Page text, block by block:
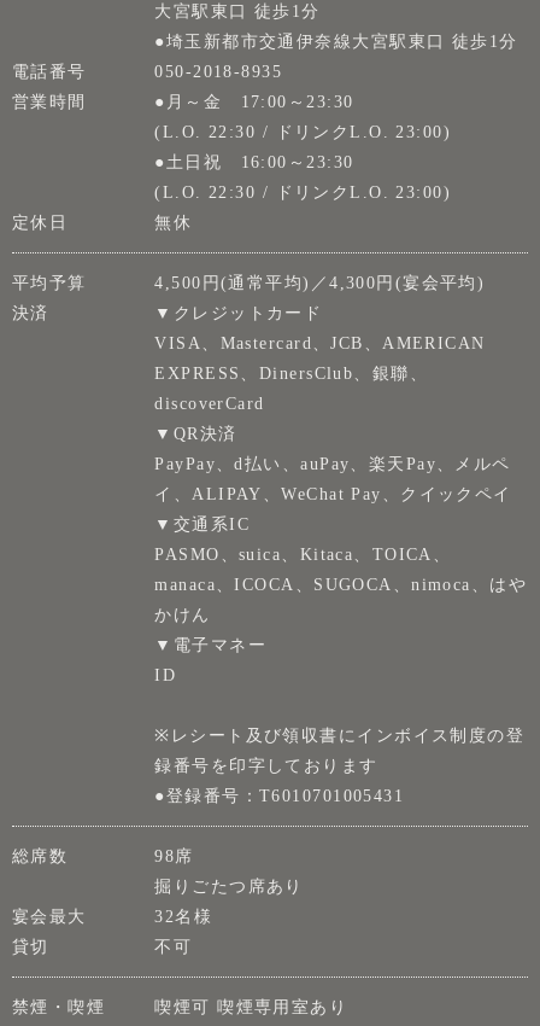
大宮駅東口 徒歩1分
●埼玉新都市交通伊奈線大宮駅東口 徒歩1分
電話番号
050-2018-8935
営業時間
●月～金 17:00～23:30
(L.O. 22:30 / ドリンクL.O. 23:00)
●土日祝 16:00～23:30
(L.O. 22:30 / ドリンクL.O. 23:00)
定休日
無休
平均予算
4,500円(通常平均)／4,300円(宴会平均)
決済
▼クレジットカード
VISA、Mastercard、JCB、AMERICAN
EXPRESS、DinersClub、銀聯、
discoverCard
▼QR決済
PayPay、d払い、auPay、楽天Pay、メルペ
イ、ALIPAY、WeChat Pay、クイックペイ
▼交通系IC
PASMO、suica、Kitaca、TOICA、
manaca、ICOCA、SUGOCA、nimoca、はや
かけん
▼電子マネー
ID
※レシート及び領収書にインボイス制度の登
録番号を印字しております
●登録番号：T6010701005431
総席数
98席
掘りごたつ席あり
宴会最大
32名様
貸切
不可
禁煙・喫煙
喫煙可 喫煙専用室あり